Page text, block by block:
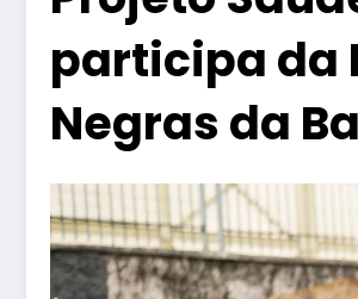
participa da
Negras da